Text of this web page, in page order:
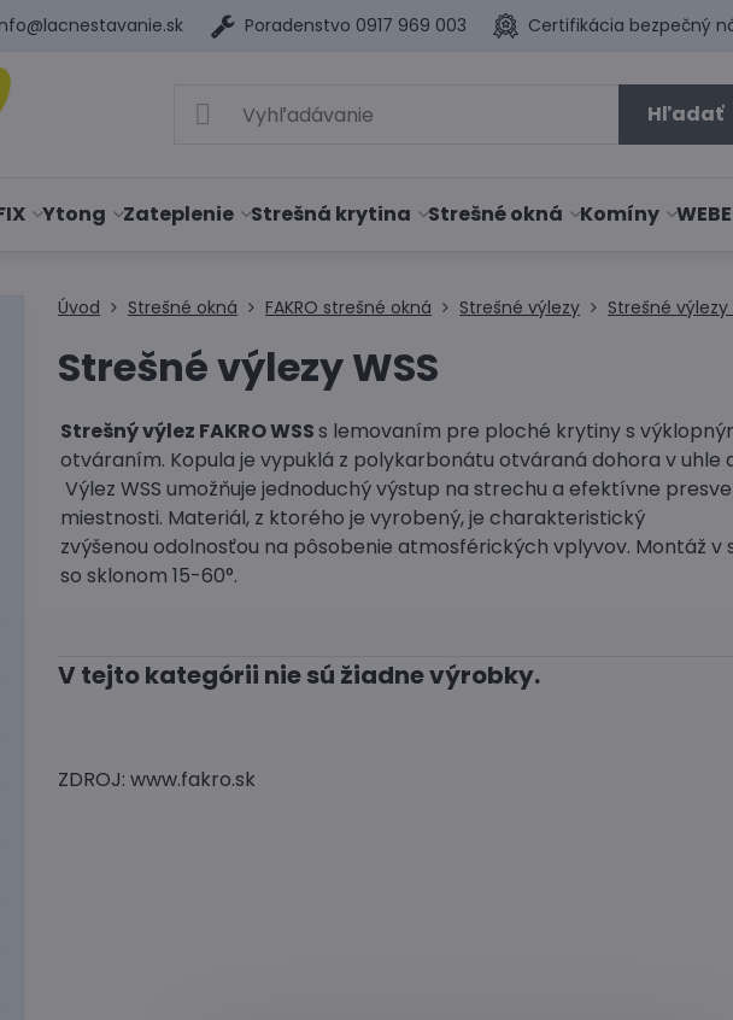
Poradenstvo 0917 969 003 Certifikácia bezpečný
Hľadať
Ytong Zateplenie Strešná krytina Strešné okná Komíny
Úvod Strešné okná FAKRO strešné okná Strešné výlezy Strešné výlezy
Strešné výlezy WSS
Strešný výlez FAKRO WSSs lemovaním pre ploché krytiny s
otváraním. Kopula je vypuklá z polykarbonátu otváraná dohora v uhle
Výlez WSS umožňuje jednoduchý výstup na strechu a efektívne
miestnosti. Materiál, z ktorého je vyrobený, je charakteristický
zvýšenou odolnosťou na pôsobenie atmosférických vplyvov. Montáž v
so sklonom 15-60°.
ZDROJ: www.fakro.sk